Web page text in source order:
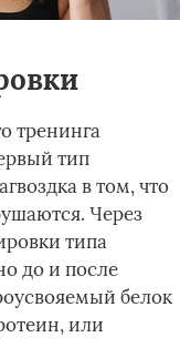
тренинга
тип
в том, что
Через
типа
до и после
белок
или